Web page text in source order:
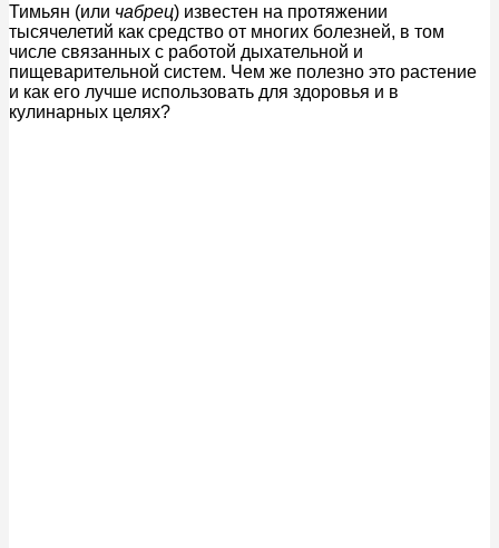
Тимьян (или чабрец) известен на протяжении
тысячелетий как средство от многих болезней, в том
числе связанных с работой дыхательной и
пищеварительной систем. Чем же полезно это растение
и как его лучше использовать для здоровья и в
кулинарных целях?